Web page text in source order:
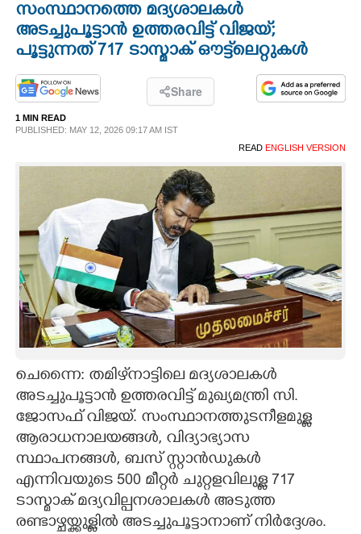
OPINION
PHOTOS
LIFESTYLE
INFO+
ART
ASTRO
CARTOONS
LITERATURE
ZOOM
CONTACT US
സംസ്ഥാനത്തെ മദ്യശാലകൾ
അടച്ചുപൂട്ടാൻ ഉത്തരവിട്ട് വിജയ്;
പൂട്ടുന്നത് 717 ടാസ്മാക് ഔട്ട്‌ലെറ്റുകൾ
Share
1 MIN READ
PUBLISHED: MAY 12, 2026 09:17 AM IST
READ ENGLISH VERSION
ചെന്നൈ: തമിഴ്‌നാട്ടിലെ മദ്യശാലകൾ
അടച്ചുപൂട്ടാൻ ഉത്തരവിട്ട് മുഖ്യമന്ത്രി സി.
ജോസഫ് വിജയ്. സംസ്ഥാനത്തുടനീളമുള്ള
ആരാധനാലയങ്ങൾ, വിദ്യാഭ്യാസ
സ്ഥാപനങ്ങൾ, ബസ് സ്റ്റാൻഡുകൾ
എന്നിവയുടെ 500 മീറ്റർ ചുറ്റളവിലുള്ള 717
ടാസ്മാക് മദ്യവില്പനശാലകൾ അടുത്ത
രണ്ടാഴ്ചയ്ക്കുള്ളിൽ അടച്ചുപൂട്ടാനാണ് നിർദ്ദേശം.